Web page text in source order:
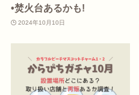
•焚火台あるかも!
2024年10月10日